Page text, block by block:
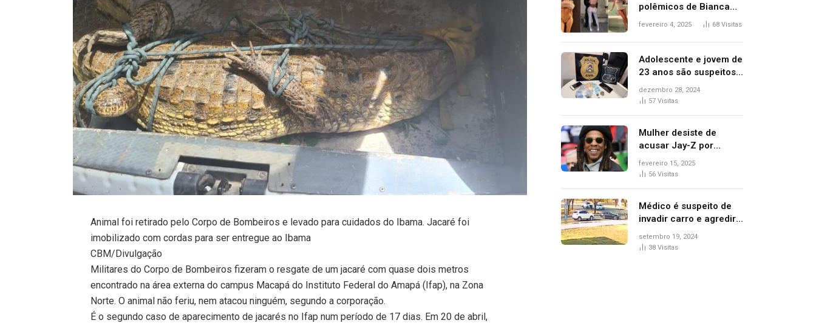
Animal foi retirado pelo Corpo de Bombeiros e levado para cuidados do Ibama. Jacaré foi
imobilizado com cordas para ser entregue ao Ibama
CBM/Divulgação
Militares do Corpo de Bombeiros fizeram o resgate de um jacaré com quase dois metros
encontrado na área externa do campus Macapá do Instituto Federal do Amapá (Ifap), na Zona
Norte. O animal não feriu, nem atacou ninguém, segundo a corporação.
É o segundo caso de aparecimento de jacarés no Ifap num período de 17 dias. Em 20 de abril,
polêmicos de Bianca
Censori, esposa de
Grammy 2025
fevereiro 4, 2025 68 Visitas
Adolescente e jovem de
23 anos são suspeitos
de vender drogas
próximo de delegacia e
dezembro 28, 2024
57 Visitas
Mulher desiste de
acusar Jay-Z por
estupro, diz revista
fevereiro 15, 2025
56 Visitas
Médico é suspeito de
invadir carro e agredir
delegado aposentado
durante confusão no
setembro 19, 2024
38 Visitas